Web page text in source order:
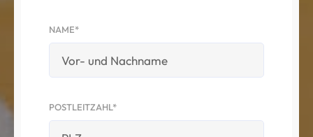
NAME*
POSTLEITZAHL*